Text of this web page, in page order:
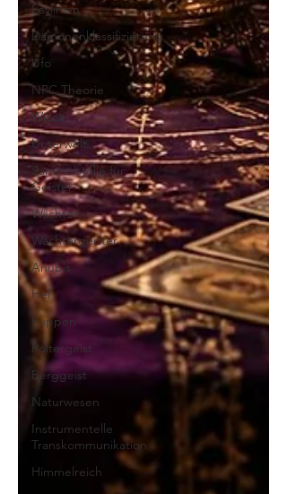
Leylinien
Dämonenklassifizierung
Ufo
NPC Theorie
Wicca
Unterwelt
Sammelstelle für
Geister
Wächter
Wächtergeister
Anubis
Hel
Puppen
Poltergeist
Berggeist
Naturwesen
Instrumentelle
Transkommunikation
Himmelreich